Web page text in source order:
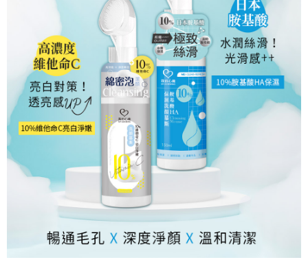
２．關於個人資料處理事宜，請瀏覽以下網址：
https://aftee.tw/terms/#terms3
３．未成年的使用者請事先徵得法定代理人或監護人之同意方可使用
「AFTEE先享後付」，若未經同意申辦者引起之損失，本公司不負相關責
４．使用「AFTEE先享後付」時，將依據個別帳號之用戶狀況，依本公司即
時審查核予不同之上限額度；若仍有額度不足之情形，本公司將視審查結果
請求用戶進行身份認證。
５．嚴禁一人註冊多個帳號或使用他人資訊註冊。若發現惡意使用之情形，
恩沛科技股份有限公司將有權停止該用戶之使用額度並採取法律行動。